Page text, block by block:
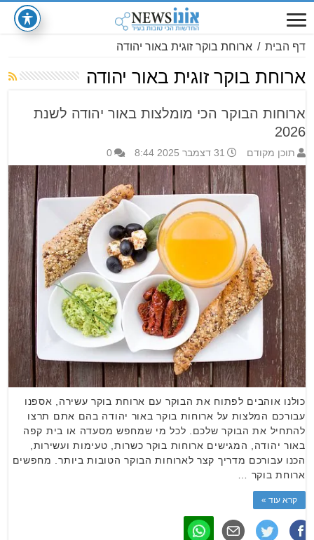
דף הבית / ארוחת בוקר זוגית באור יהודה
ארוחת בוקר זוגית באור יהודה
ארוחות הבוקר הכי מומלצות באור יהודה לשנת
2026
תוכן מקודם 31 דצמבר 2025 8:44 0
כולנו אוהבים לפתוח את הבוקר עם ארוחת בוקר עשירה, אספנו
עבורכם המלצות על ארוחות בוקר באור יהודה בהם אתם תרצו
להתחיל את הבוקר שלכם. לכל מי שמחפש מסעדה או בית קפה
באור יהודה, המגישים ארוחות בוקר כשרות, טעימות ועשירות,
הכנו עבורכם מדריך קצר לארוחות הבוקר הטובות ביותר. מחפשים
ארוחת בוקר …
קרא עוד »